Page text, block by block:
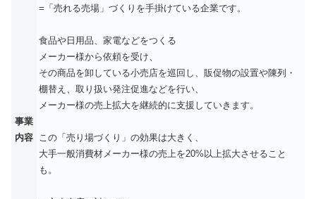
事業
内容
=「売れる売場」づくりを手掛けている企業です。
食品や日用品、家電などをつくる
メーカー様から依頼を受け、
その商品を卸している小売店を巡回し、販促物の設置や陳列・
棚替え、取り扱い発注促進などを行い、
メーカー様の売上拡大を継続的に支援していきます。
この「売り場づくり」の効果は大きく、
大手一般消費材メーカー様の売上を20%以上拡大させること
も。